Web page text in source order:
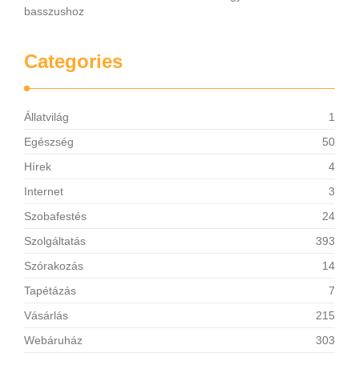
basszushoz
Categories
Állatvilág
1
Egészség
50
Hírek
4
Internet
3
Szobafestés
24
Szolgáltatás
393
Szórakozás
14
Tapétázás
7
Vásárlás
215
Webáruház
303